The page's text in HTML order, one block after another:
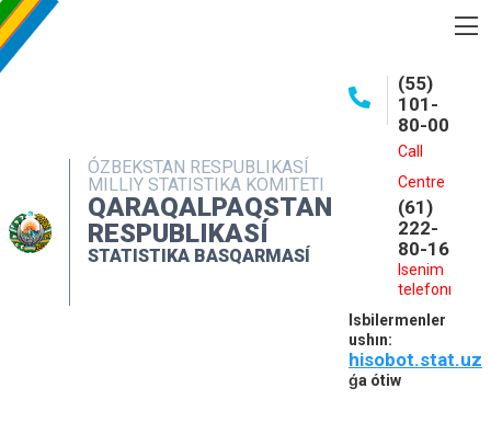
ÓZBEKSTAN RESPUBLIKASÍ
MILLIY STATISTIKA KOMITETI
QARAQALPAQSTAN
RESPUBLIKASÍ
STATISTIKA BASQARMASÍ
(55)
101-
80-00
Call
Centre
(61)
222-
80-16
Isenim
telefonı
Isbilermenler
ushın:
hisobot.stat.uz
ǵa ótiw
INTERAKTIV XIZMETLER
MÁLIMLEME XIZMETI
MÚRÁJAATLAR